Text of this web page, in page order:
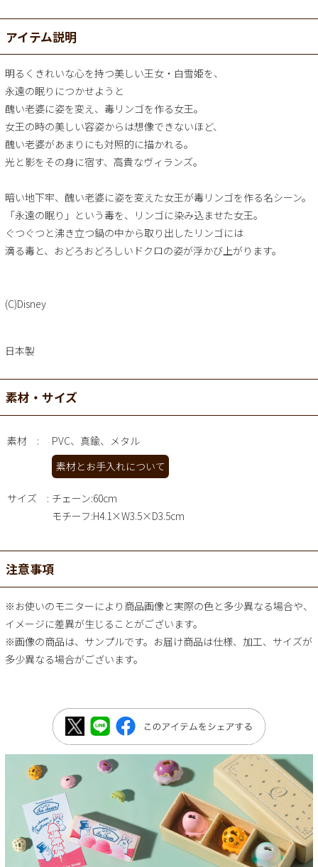
アイテム説明
明るくきれいな心を持つ美しい王女・白雪姫を、
永遠の眠りにつかせようと
醜い老婆に姿を変え、毒リンゴを作る女王。
女王の時の美しい容姿からは想像できないほど、
醜い老婆があまりにも対照的に描かれる。
光と影をその身に宿す、高貴なヴィランズ。
暗い地下牢、醜い老婆に姿を変えた女王が毒リンゴを作る名シーン。
「永遠の眠り」という毒を、リンゴに染み込ませた女王。
ぐつぐつと沸き立つ鍋の中から取り出したリンゴには
滴る毒と、おどろおどろしいドクロの姿が浮かび上がります。
(C)Disney
日本製
素材・サイズ
素材
PVC、真鍮、メタル
素材とお手入れについて
サイズ
チェーン:60cm
モチーフ:H4.1×W3.5×D3.5cm
注意事項
※お使いのモニターにより商品画像と実際の色と多少異なる場合や、
イメージに差異が生じることがございます。
※画像の商品は、サンプルです。お届け商品は仕様、加工、サイズが
多少異なる場合がございます。